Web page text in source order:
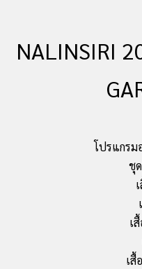
NALINSIRI
โปรแกร
ชุ
เ
เสื้